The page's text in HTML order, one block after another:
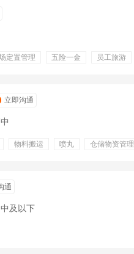
定置管理 五险一金
员工旅游
立即沟通
物料搬运 喷丸
仓储物资管理
通
及以下